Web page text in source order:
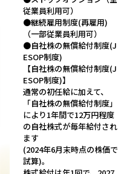
従業員利用可）
●継続雇用制度(再雇用)
（一部従業員利用可）
●自社株の無償給付制度(J
ESOP制度)
【自社株の無償給付制度(J
ESOP制度)】
通常の初任給に加えて、
「自社株の無償給付制度」
により1年間で12万円程度
の自社株式が毎年給付され
ます
(2024年6月末時点の株価で
試算)。